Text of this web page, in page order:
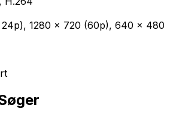
24p), 1280 x 720 (60p), 640 x 480